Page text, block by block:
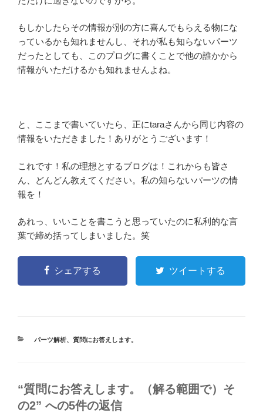
もしかしたらその情報が別の方に喜んでもらえる物にな
っているかも知れませんし、それが私も知らないパーツ
だったとしても、このプログに書くことで他の誰かから
情報がいただけるかも知れませんよね。
と、ここまで書いていたら、正にtaraさんから同じ内容の
情報をいただきました！ありがとうございます！
これです！私の理想とするブログは！これからも皆さ
ん、どんどん教えてください。私の知らないパーツの情
報を！
あれっ、いいことを書こうと思っていたのに私利的な言
葉で締め括ってしまいました。笑
シェアする ツイートする
カ
ー
パーツ解析、 質問にお答えします。
“質問にお答えします。（解る範囲で）そ
の2” への5件の返信